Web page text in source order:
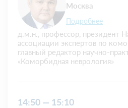
Москва
Подробнее
д.м.н., профессор, президент
ассоциации экспертов по
главный редактор научно-
«Коморбидная неврология»
14:50 — 15:10